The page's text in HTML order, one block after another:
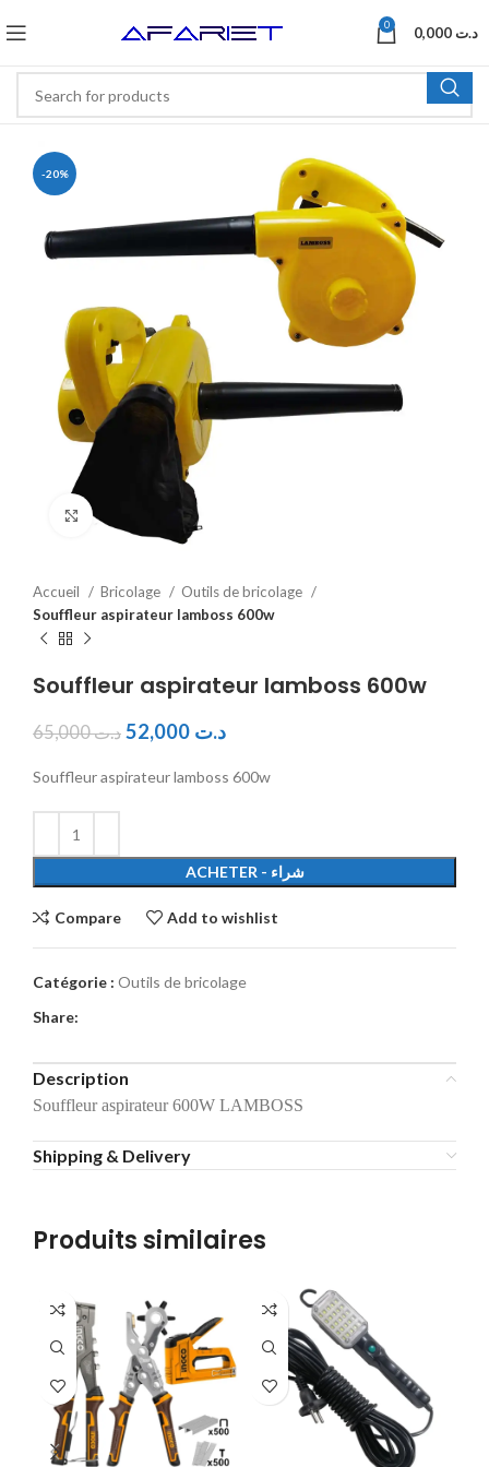
0 د.ت
-20%
Click to enlarge
Accueil Bricolage
Outils de bricolage
Souffleur aspirateur lamboss 600w
Souffleur aspirateur lamboss 600w
د.ت65,000 د.ت
Souffleur aspirateur lamboss 600w
ACHETER - شراء
Compare Add to wishlist
Catégorie : Outils de bricolage
Share:
Description
Souffleur aspirateur 600W LAMBOSS
Shipping & Delivery
Produits similaires